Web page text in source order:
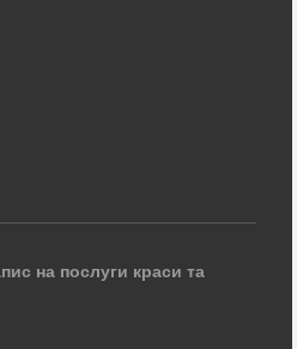
на послуги краси та